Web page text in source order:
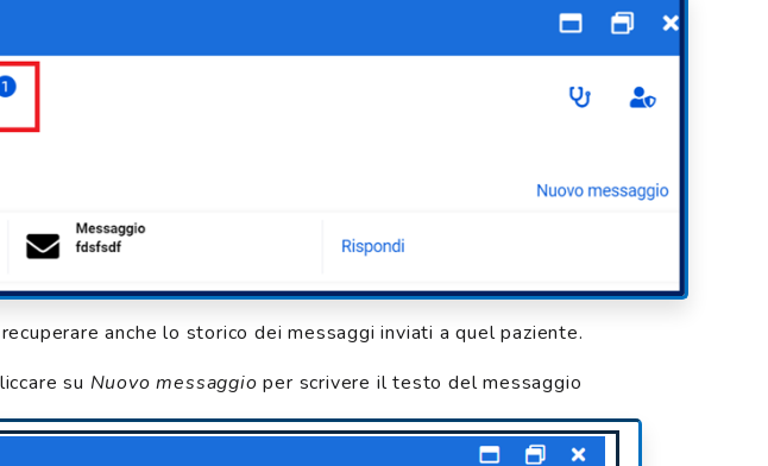
anche lo storico dei messaggi inviati a quel paziente.
su Nuovo messaggio per scrivere il testo del messaggio